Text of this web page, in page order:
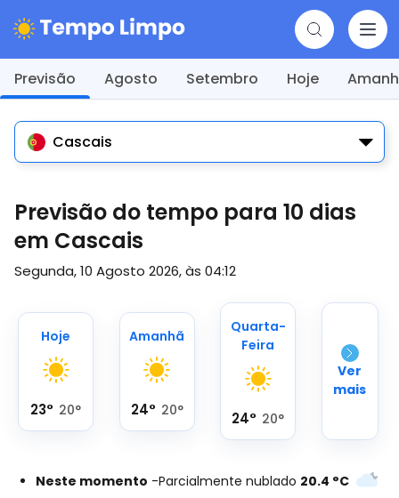
Previsão Agosto Setembro Hoje
Cascais
Previsão do tempo para 10 dias
em Cascais
Segunda, 10 Agosto 2026, às 04:12
Hoje
23° 20°
Amanhã
24° 20°
Quarta-
Feira
24° 20°
Ver
mais
Neste momento -Parcialmente nublado 20.4 °C